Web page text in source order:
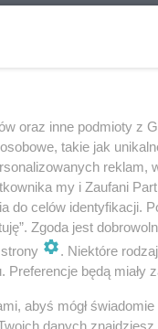
oraz inne podmioty z
takie jak
my i Zaufani
do celów identyfikacji.
Zgoda jest
. Niektóre
będą miały
abyś mógł
danych